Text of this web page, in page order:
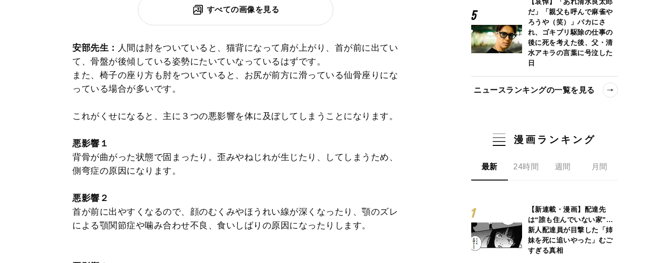
すべての画像を見る
安部先生： 人間は肘をついていると、猫背になって肩が上がり、首が前に出てい
て、骨盤が後傾している姿勢にたいていなっているはずです。
また、椅子の座り方も肘をついていると、お尻が前方に滑っている仙骨座りにな
っている場合が多いです。
これがくせになると、主に３つの悪影響を体に及ぼしてしまうことになります。
悪影響１
背骨が曲がった状態で固まったり。歪みやねじれが生じたり、してしまうため、
側弯症の原因になります。
悪影響２
首が前に出やすくなるので、顔のむくみやほうれい線が深くなったり、顎のズレ
による顎関節症や噛み合わせ不良、食いしばりの原因になったりします。
だ」「親父も呼んで麻雀や
ろうや（笑）」バカにさ
れ、ゴキブリ駆除の仕事の
後に死を考えた後、父・清
水アキラの言葉に号泣した
日
ニュースランキングの一覧を見る
漫画ランキング
最新 24時間 週間 月間
【新連載・漫画】配達先
は“誰も住んでいない家”…
新人配達員が目撃した「姉
妹を死に追いやった」むご
すぎる真相